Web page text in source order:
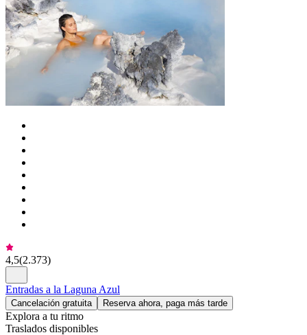
4,5(2.373)
Entradas a la Laguna Azul
Cancelación gratuita Reserva ahora, paga más tarde
Explora a tu ritmo
Traslados disponibles